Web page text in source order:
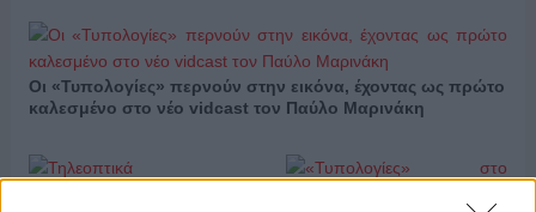
Οι «Τυπολογίες» περνούν στην εικόνα, έχοντας ως πρώτο
καλεσμένο στο νέο vidcast τον Παύλο Μαρινάκη